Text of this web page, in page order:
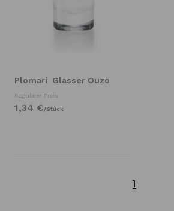
Plomari Glasser Ouzo
Regulärer Preis
1,34 €/Stück
1